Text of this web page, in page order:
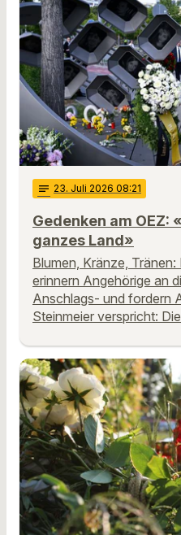
notes 23. Juli 2026 08:21
Gedenken am OEZ:
ganzes Land»
Blumen, Kränze,
erinnern Angehörige an
Anschlags- und fordern
Steinmeier verspricht: